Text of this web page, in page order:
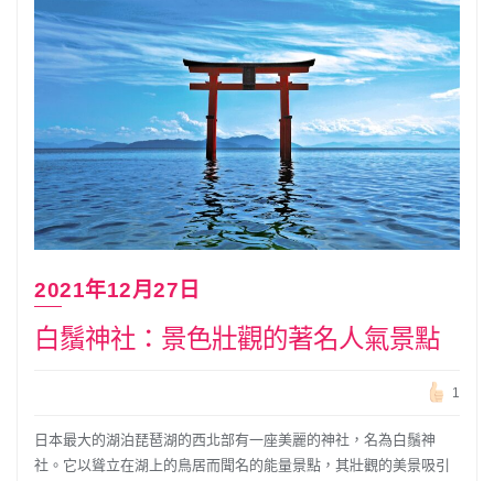
2021年12月27日
白鬚神社：景色壯觀的著名人氣景點
1
日本最大的湖泊琵琶湖的西北部有一座美麗的神社，名為白鬚神
社。它以聳立在湖上的鳥居而聞名的能量景點，其壯觀的美景吸引